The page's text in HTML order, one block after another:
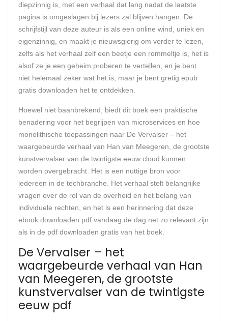
diepzinnig is, met een verhaal dat lang nadat de laatste
pagina is omgeslagen bij lezers zal blijven hangen. De
schrijfstijl van deze auteur is als een online wind, uniek en
eigenzinnig, en maakt je nieuwsgierig om verder te lezen,
zelfs als het verhaal zelf een beetje een rommeltje is, het is
alsof ze je een geheim proberen te vertellen, en je bent
niet helemaal zeker wat het is, maar je bent gretig epub
gratis downloaden het te ontdekken.
Hoewel niet baanbrekend, biedt dit boek een praktische
benadering voor het begrijpen van microservices en hoe
monolithische toepassingen naar De Vervalser – het
waargebeurde verhaal van Han van Meegeren, de grootste
kunstvervalser van de twintigste eeuw cloud kunnen
worden overgebracht. Het is een nuttige bron voor
iedereen in de techbranche. Het verhaal stelt belangrijke
vragen over de rol van de overheid en het belang van
individuele rechten, en het is een herinnering dat deze
ebook downloaden pdf vandaag de dag net zo relevant zijn
als in de pdf downloaden gratis van het boek.
De Vervalser – het
waargebeurde verhaal van Han
van Meegeren, de grootste
kunstvervalser van de twintigste
eeuw pdf